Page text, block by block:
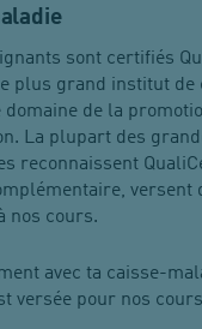
sont certifiés
plus grand institut de
domaine de la
La plupart des
reconnaissent
versent
nos cours.
avec ta caisse-
versée pour nos